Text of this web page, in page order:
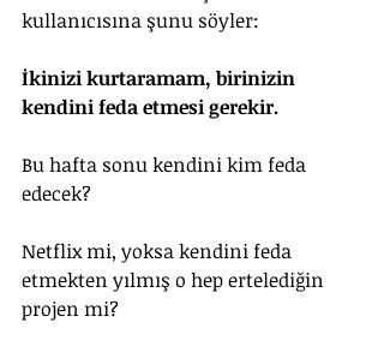
kullanıcısına şunu söyler:
İkinizi kurtaramam, birinizin
kendini feda etmesi gerekir.
Bu hafta sonu kendini kim feda
edecek?
Netflix mi, yoksa kendini feda
etmekten yılmış o hep ertelediğin
projen mi?